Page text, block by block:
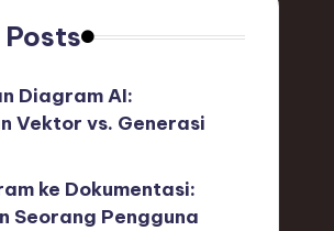
Diagram AI:
Vektor vs. Generasi
ke Dokumentasi:
Seorang Pengguna